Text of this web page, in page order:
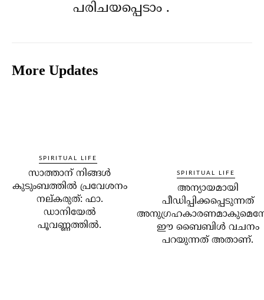
പരിചയപ്പെടാം .
More Updates
SPIRITUAL LIFE
സാത്താന് നിങ്ങള്‍
കുടുംബത്തില്‍ പ്രവേശനം
നല്കരുത്: ഫാ.
ഡാനിയേല്‍
പൂവണ്ണത്തില്‍.
SPIRITUAL LIFE
അന്യായമായി
പീഡിപ്പിക്കപ്പെടുന്നത്
ഈ ബൈബിള്‍ വചനം
പറയുന്നത് അതാണ്.